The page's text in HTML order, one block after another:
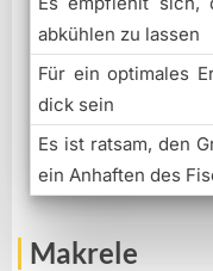
abkühlen zu lassen
Für ein optimales
dick sein
Es ist ratsam, den
ein Anhaften des
Makrele